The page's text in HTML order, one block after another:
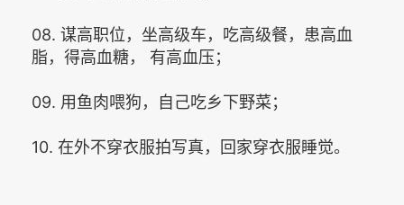
08. 谋高职位，坐高级车，吃高级餐，患高血
脂，得高血糖， 有高血压；
09. 用鱼肉喂狗，自己吃乡下野菜；
10. 在外不穿衣服拍写真，回家穿衣服睡觉。